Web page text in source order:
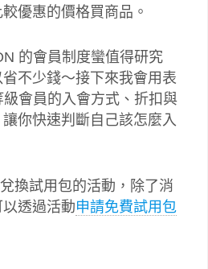
優惠的價格買商品。
的會員制度蠻值得研究
不少錢～接下來我會用表
會員的入會方式、折扣與
你快速判斷自己該怎麼入
換試用包的活動，除了消
透過活動申請免費試用包